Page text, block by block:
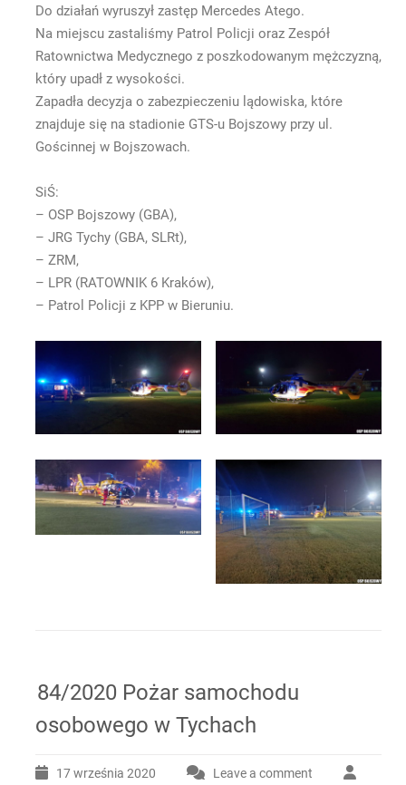
Do działań wyruszył zastęp Mercedes Atego.
Na miejscu zastaliśmy Patrol Policji oraz Zespół
Ratownictwa Medycznego z poszkodowanym mężczyzną,
który upadł z wysokości.
Zapadła decyzja o zabezpieczeniu lądowiska, które
znajduje się na stadionie GTS-u Bojszowy przy ul.
Gościnnej w Bojszowach.
SiŚ:
– OSP Bojszowy (GBA),
– JRG Tychy (GBA, SLRt),
– ZRM,
– LPR (RATOWNIK 6 Kraków),
– Patrol Policji z KPP w Bieruniu.
84/2020 Pożar samochodu
osobowego w Tychach
17 września 2020
Leave a comment